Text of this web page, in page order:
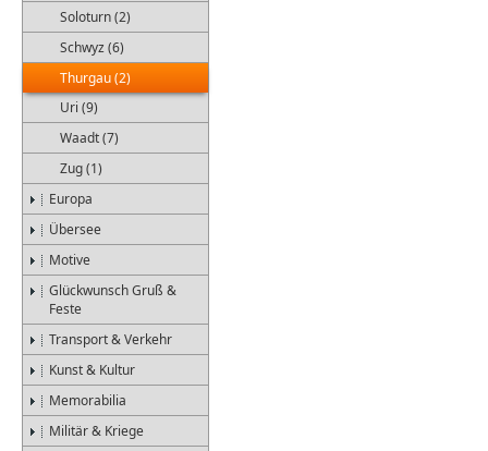
Soloturn (2)
Schwyz (6)
Thurgau (2)
Uri (9)
Waadt (7)
Zug (1)
Europa
Übersee
Motive
Glückwunsch Gruß &
Feste
Transport & Verkehr
Kunst & Kultur
Memorabilia
Militär & Kriege